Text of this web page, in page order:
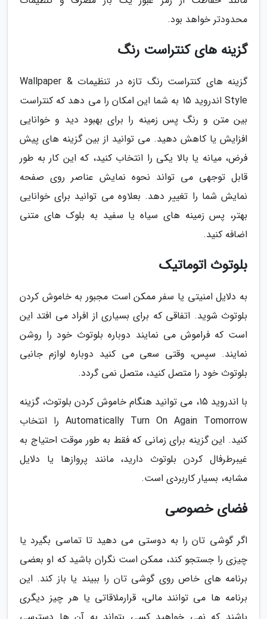
محدودتر خواهد بود.
گزینه های کنتراست رنگ
گزینه های کنتراست رنگ تازه در تنظیمات Wallpaper &
Style اندروید 15 به شما این امکان را می دهد که کنتراست
بین متن و رنگ پس زمینه را برای بهبود دید و خوانایی
افزایش یا کاهش دهید. می توانید از بین گزینه های پیش
فرض، میانه یا بالا یکی را انتخاب کنید، که این کار به طور
قابل توجهی می تواند نحوه نمایش عناصر روی صفحه
نمایش شما را تغییر دهد. بعلاوه می توانید برای خوانایی
بهتر، پس زمینه های سیاه یا سفید به بلوک های متنی
اضافه کنید.
بلوتوث اتوماتیک
به دلایل امنیتی یا سفر ممکن است مجبور به خاموش کردن
بلوتوث شوید. اتفاقی که برای بسیاری از افراد می افتد این
است که فراموش می نمایند دوباره بلوتوث خود را روشن
نمایند. سپس، وقتی سعی می کنید دوباره لوازم جانبی
بلوتوث خود را متصل کنید، متصل نمی گردد.
با اندروید 15، می توانید هنگام خاموش کردن بلوتوث، گزینه
Automatically Turn On Again Tomorrow را انتخاب
کنید. این گزینه برای زمانی که فقط به طور موقت احتیاج به
غیبرطرفال کردن بلوتوث دارید، مانند پروازها یا دلایل
مشابه، بسیار کاربردی است.
فضای خصوصی
اگر گوشی تان را به دوستی می دهید تا تماسی بگیرد یا
چیزی را جستجو کند، ممکن است نگران باشید که او بعضی
برنامه های خاص روی گوشی تان را ببیند یا باز کند. این
برنامه ها می توانند مالی، قرارملاقاتی یا هر چیز دیگری